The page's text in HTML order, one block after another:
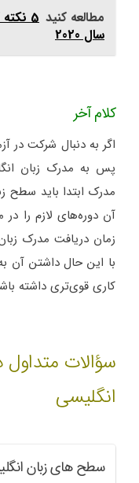
مطالعه کنید
5
سال 2020
کلام آخر
اگر به دنبال شرکت
پس به مدرک زبان
مدرک ابتدا باید
آن دوره‌های لازم را
زمان دریافت مدرک
با این حال داشتن آن
کاری قوی‌تری داشته
سؤالات متداول
انگلیسی
سطح های زبان